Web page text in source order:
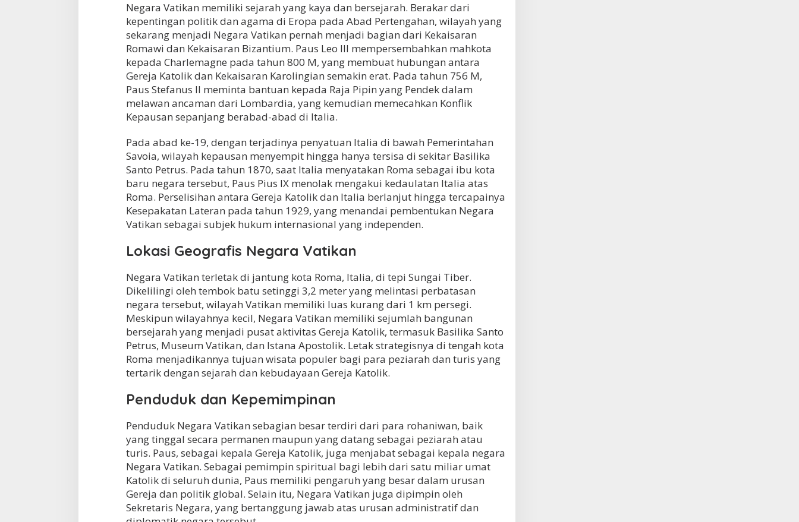
Negara Vatikan memiliki sejarah yang kaya dan bersejarah. Berakar dari
kepentingan politik dan agama di Eropa pada Abad Pertengahan, wilayah yang
sekarang menjadi Negara Vatikan pernah menjadi bagian dari Kekaisaran
Romawi dan Kekaisaran Bizantium. Paus Leo III mempersembahkan mahkota
kepada Charlemagne pada tahun 800 M, yang membuat hubungan antara
Gereja Katolik dan Kekaisaran Karolingian semakin erat. Pada tahun 756 M,
Paus Stefanus II meminta bantuan kepada Raja Pipin yang Pendek dalam
melawan ancaman dari Lombardia, yang kemudian memecahkan Konflik
Kepausan sepanjang berabad-abad di Italia.
Pada abad ke-19, dengan terjadinya penyatuan Italia di bawah Pemerintahan
Savoia, wilayah kepausan menyempit hingga hanya tersisa di sekitar Basilika
Santo Petrus. Pada tahun 1870, saat Italia menyatakan Roma sebagai ibu kota
baru negara tersebut, Paus Pius IX menolak mengakui kedaulatan Italia atas
Roma. Perselisihan antara Gereja Katolik dan Italia berlanjut hingga tercapainya
Kesepakatan Lateran pada tahun 1929, yang menandai pembentukan Negara
Vatikan sebagai subjek hukum internasional yang independen.
Lokasi Geografis Negara Vatikan
Negara Vatikan terletak di jantung kota Roma, Italia, di tepi Sungai Tiber.
Dikelilingi oleh tembok batu setinggi 3,2 meter yang melintasi perbatasan
negara tersebut, wilayah Vatikan memiliki luas kurang dari 1 km persegi.
Meskipun wilayahnya kecil, Negara Vatikan memiliki sejumlah bangunan
bersejarah yang menjadi pusat aktivitas Gereja Katolik, termasuk Basilika Santo
Petrus, Museum Vatikan, dan Istana Apostolik. Letak strategisnya di tengah kota
Roma menjadikannya tujuan wisata populer bagi para peziarah dan turis yang
tertarik dengan sejarah dan kebudayaan Gereja Katolik.
Penduduk dan Kepemimpinan
Penduduk Negara Vatikan sebagian besar terdiri dari para rohaniwan, baik
yang tinggal secara permanen maupun yang datang sebagai peziarah atau
turis. Paus, sebagai kepala Gereja Katolik, juga menjabat sebagai kepala negara
Negara Vatikan. Sebagai pemimpin spiritual bagi lebih dari satu miliar umat
Katolik di seluruh dunia, Paus memiliki pengaruh yang besar dalam urusan
Gereja dan politik global. Selain itu, Negara Vatikan juga dipimpin oleh
Sekretaris Negara, yang bertanggung jawab atas urusan administratif dan